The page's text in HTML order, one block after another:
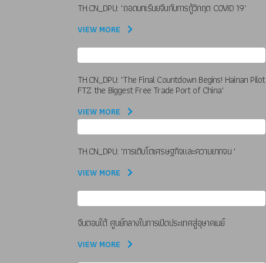
TH.CN_DPU: "ถอดบทเรีนยจีนกับการกู้วิกฤต COVID 19"
VIEW MORE
TH.CN_DPU: "The Final Countdown Begins! Hainan Pilot
FTZ the Biggest Free Trade Port of China"
VIEW MORE
TH.CN_DPU: "การเติบโตเศรษฐกิจและความยากจน "
VIEW MORE
จีนตอนใต้ ศูนย์กลางในการเปิดประเทศสู่อุษาคเนย์
VIEW MORE